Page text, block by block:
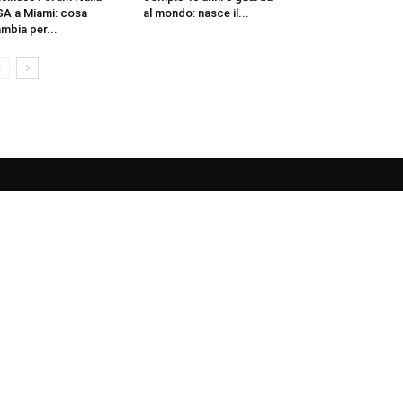
a Miami: cosa
per...
al mondo: nasce il...